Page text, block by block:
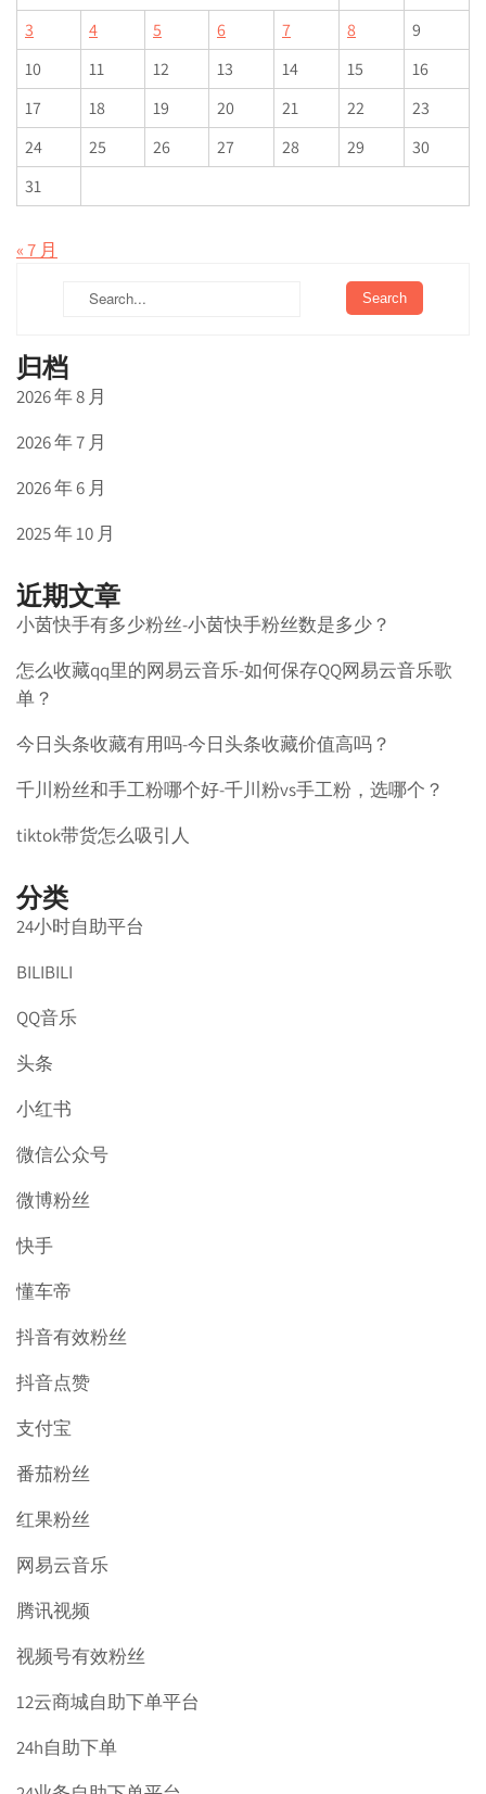
3
4 5 6 7 8
9
10
11 12 13 14 15
16
17
18 19 20 21 22
23
24
25 26 27 28 29
30
31
« 7 月
归档
2026 年 8 月
2026 年 7 月
2026 年 6 月
2025 年 10 月
近期文章
小茵快手有多少粉丝-小茵快手粉丝数是多少？
怎么收藏qq里的网易云音乐-如何保存QQ网易云音乐歌
单？
今日头条收藏有用吗-今日头条收藏价值高吗？
千川粉丝和手工粉哪个好-千川粉vs手工粉，选哪个？
tiktok带货怎么吸引人
分类
24小时自助平台
BILIBILI
QQ音乐
头条
小红书
微信公众号
微博粉丝
快手
懂车帝
抖音有效粉丝
抖音点赞
支付宝
番茄粉丝
红果粉丝
网易云音乐
腾讯视频
视频号有效粉丝
12云商城自助下单平台
24h自助下单